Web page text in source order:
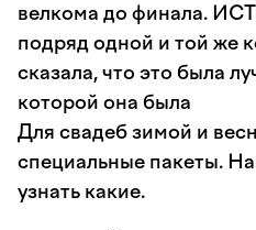
велкома до финала.
подряд одной и той же
сказала, что это была
которой она была
Для свадеб зимой и
специальные пакеты.
узнать какие.